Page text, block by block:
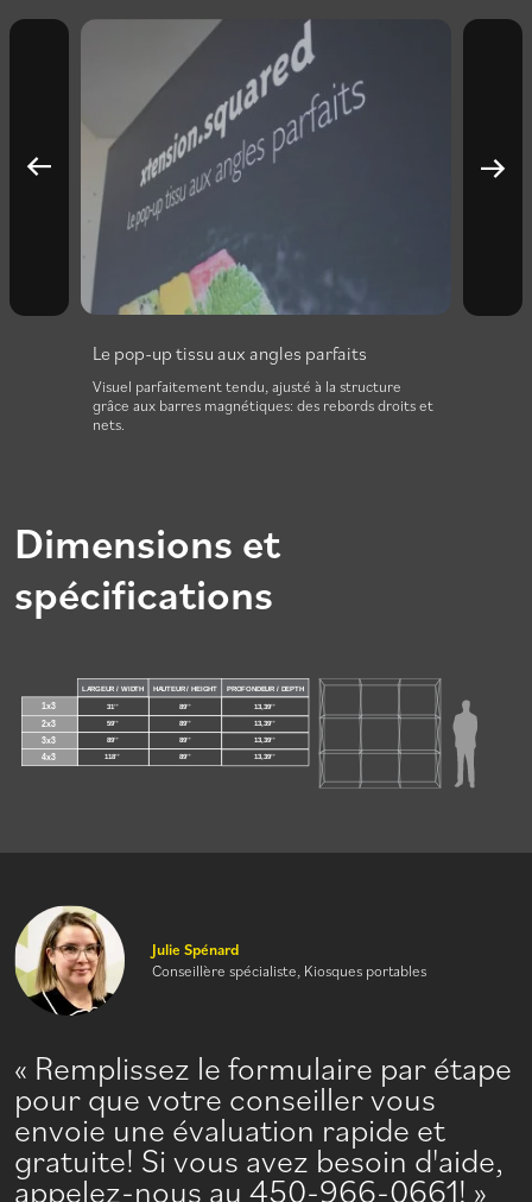
Le pop-up tissu aux angles parfaits
Visuel parfaitement tendu, ajusté à la structure
grâce aux barres magnétiques: des rebords droits et
nets.
Dimensions et
spécifications
Remplissez le formulaire par étape
pour que votre conseiller vous
envoie une évaluation rapide et
gratuite! Si vous avez besoin d'aide,
appelez-nous au 450-966-0661!
Julie Spénard
Conseillère spécialiste, Kiosques portables